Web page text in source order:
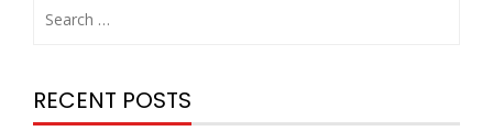
RECENT POSTS